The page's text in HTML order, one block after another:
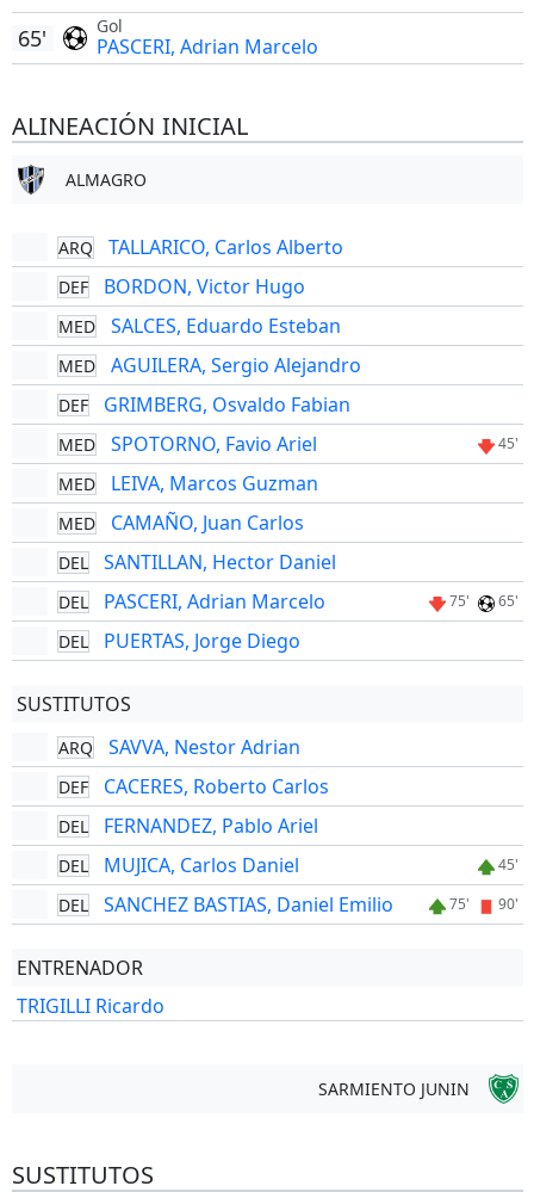
Gol
PASCERI, Adrian Marcelo
65'
ALINEACIÓN INICIAL
ALMAGRO
ARQ TALLARICO, Carlos Alberto
DEF BORDON, Victor Hugo
MED SALCES, Eduardo Esteban
MED AGUILERA, Sergio Alejandro
DEF GRIMBERG, Osvaldo Fabian
MED SPOTORNO, Favio Ariel 45'
MED LEIVA, Marcos Guzman
MED CAMAÑO, Juan Carlos
DEL SANTILLAN, Hector Daniel
DEL PASCERI, Adrian Marcelo 75' 65'
DEL PUERTAS, Jorge Diego
SUSTITUTOS
ARQ SAVVA, Nestor Adrian
DEF CACERES, Roberto Carlos
DEL FERNANDEZ, Pablo Ariel
DEL MUJICA, Carlos Daniel 45'
DEL SANCHEZ BASTIAS, Daniel Emilio 75' 90'
ENTRENADOR
TRIGILLI Ricardo
SARMIENTO JUNIN
SUSTITUTOS